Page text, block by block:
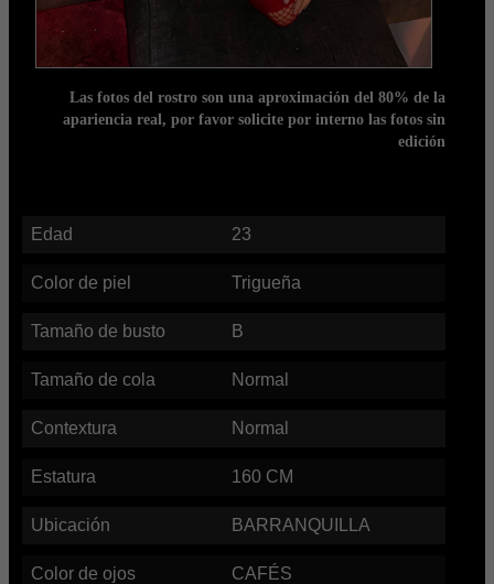
Las fotos del rostro son una aproximación del 80% de la
apariencia real, por favor solicite por interno las fotos sin
edición
Edad 23
Color de piel Trigueña
Tamaño de busto B
Tamaño de cola Normal
Contextura Normal
Estatura 160 CM
Ubicación BARRANQUILLA
Color de ojos CAFÉS